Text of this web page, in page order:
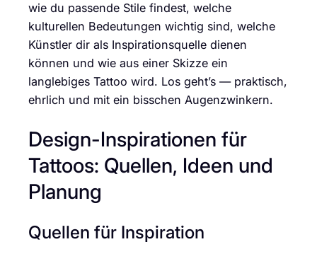
wie du passende Stile findest, welche
kulturellen Bedeutungen wichtig sind, welche
Künstler dir als Inspirationsquelle dienen
können und wie aus einer Skizze ein
langlebiges Tattoo wird. Los geht’s — praktisch,
ehrlich und mit ein bisschen Augenzwinkern.
Design-Inspirationen für
Tattoos: Quellen, Ideen und
Planung
Quellen für Inspiration